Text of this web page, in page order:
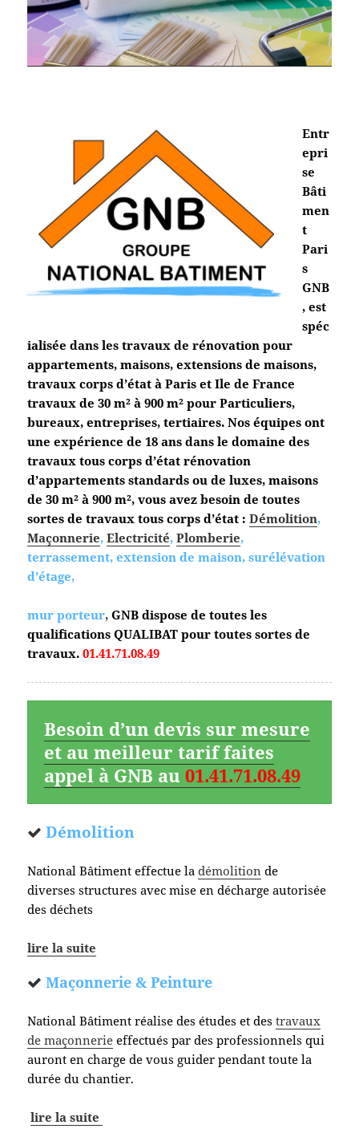
Entr
epri
se
Bâti
men
t
Pari
s
GNB
, est
spéc
ialisée dans les travaux de rénovation pour
appartements, maisons, extensions de maisons,
travaux corps d’état à Paris et Ile de France
travaux de 30 m² à 900 m² pour Particuliers,
bureaux, entreprises, tertiaires. Nos équipes ont
une expérience de 18 ans dans le domaine des
travaux tous corps d’état rénovation
d’appartements standards ou de luxes, maisons
de 30 m² à 900 m², vous avez besoin de toutes
sortes de travaux tous corps d’état : Démolition,
Maçonnerie,Electricité,Plomberie,
terrassement, extension de maison, surélévation
d’étage,
mur porteur,GNB dispose de toutes les
qualifications QUALIBAT pour toutes sortes de
travaux.01.41.71.08.49
Besoin d’un devis sur mesure
et au meilleur tarif faites
appel à GNB au01.41.71.08.49
Démolition
National Bâtiment effectue ladémolition de
diverses structures avec mise en décharge autorisée
des déchets
lire la suite
Maçonnerie & Peinture
National Bâtiment réalise des études et destravaux
de maçonnerie effectués par des professionnels qui
auront en charge de vous guider pendant toute la
durée du chantier.
lire la suite